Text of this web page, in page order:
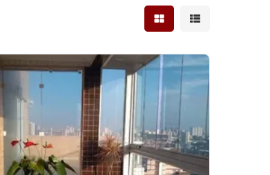
Mostrar resultados em
Mostrar